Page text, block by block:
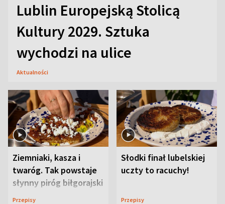
Lublin Europejską Stolicą
Kultury 2029. Sztuka
wychodzi na ulice
Aktualności
Ziemniaki, kasza i
twaróg. Tak powstaje
słynny piróg biłgorajski
Przepisy
Słodki finał lubelskiej
uczty to racuchy!
Przepisy